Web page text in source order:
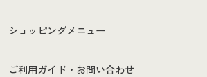
はじめての方へ
セシールご利用規約
ショッピングメニュー
商品カテゴリ
ご利用ガイド・お問い合わせ